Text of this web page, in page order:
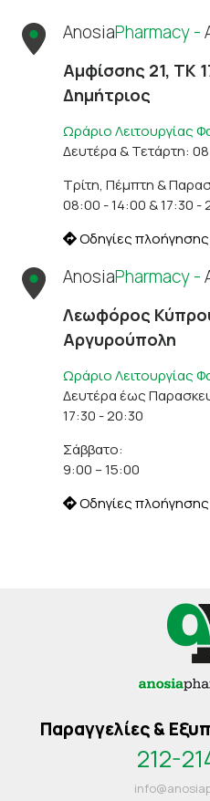
AnosiaPharmacy -
Αμφίσσης 21, ΤΚ
Δημήτριος
Ωράριο Λειτουργίας
Δευτέρα & Τετάρτη:
Τρίτη, Πέμπτη &
08:00 - 14:00 & 17:30 -
Οδηγίες πλοήγησης
AnosiaPharmacy -
Λεωφόρος
Αργυρούπολη
Ωράριο Λειτουργίας
Δευτέρα έως
17:30 - 20:30
Σάββατο:
9:00 – 15:00
Οδηγίες πλοήγησης
Παραγγελίες &
212-